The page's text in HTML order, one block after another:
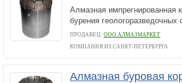
Алмазная импрегнированная
бурения
ПРОДАВЕЦ: ООО АЛМАЗМАРКЕТ
КОМПАНИЯ ИЗ САНКТ-ПЕТЕРБУРГА
Алмазная буровая